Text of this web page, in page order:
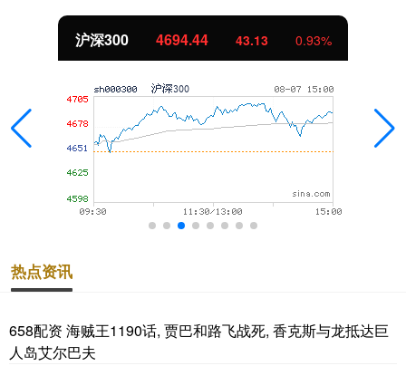
沪深300 4694.44 43.13 0.93%
热点资讯
658配资 海贼王1190话, 贾巴和路飞战死, 香克斯与龙抵达巨
人岛艾尔巴夫